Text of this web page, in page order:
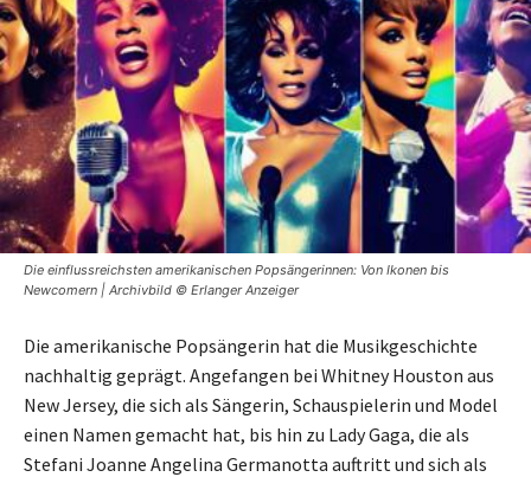
Die einflussreichsten amerikanischen Popsängerinnen: Von Ikonen bis
Newcomern | Archivbild © Erlanger Anzeiger
Die amerikanische Popsängerin hat die Musikgeschichte
nachhaltig geprägt. Angefangen bei Whitney Houston aus
New Jersey, die sich als Sängerin, Schauspielerin und Model
einen Namen gemacht hat, bis hin zu Lady Gaga, die als
Stefani Joanne Angelina Germanotta auftritt und sich als